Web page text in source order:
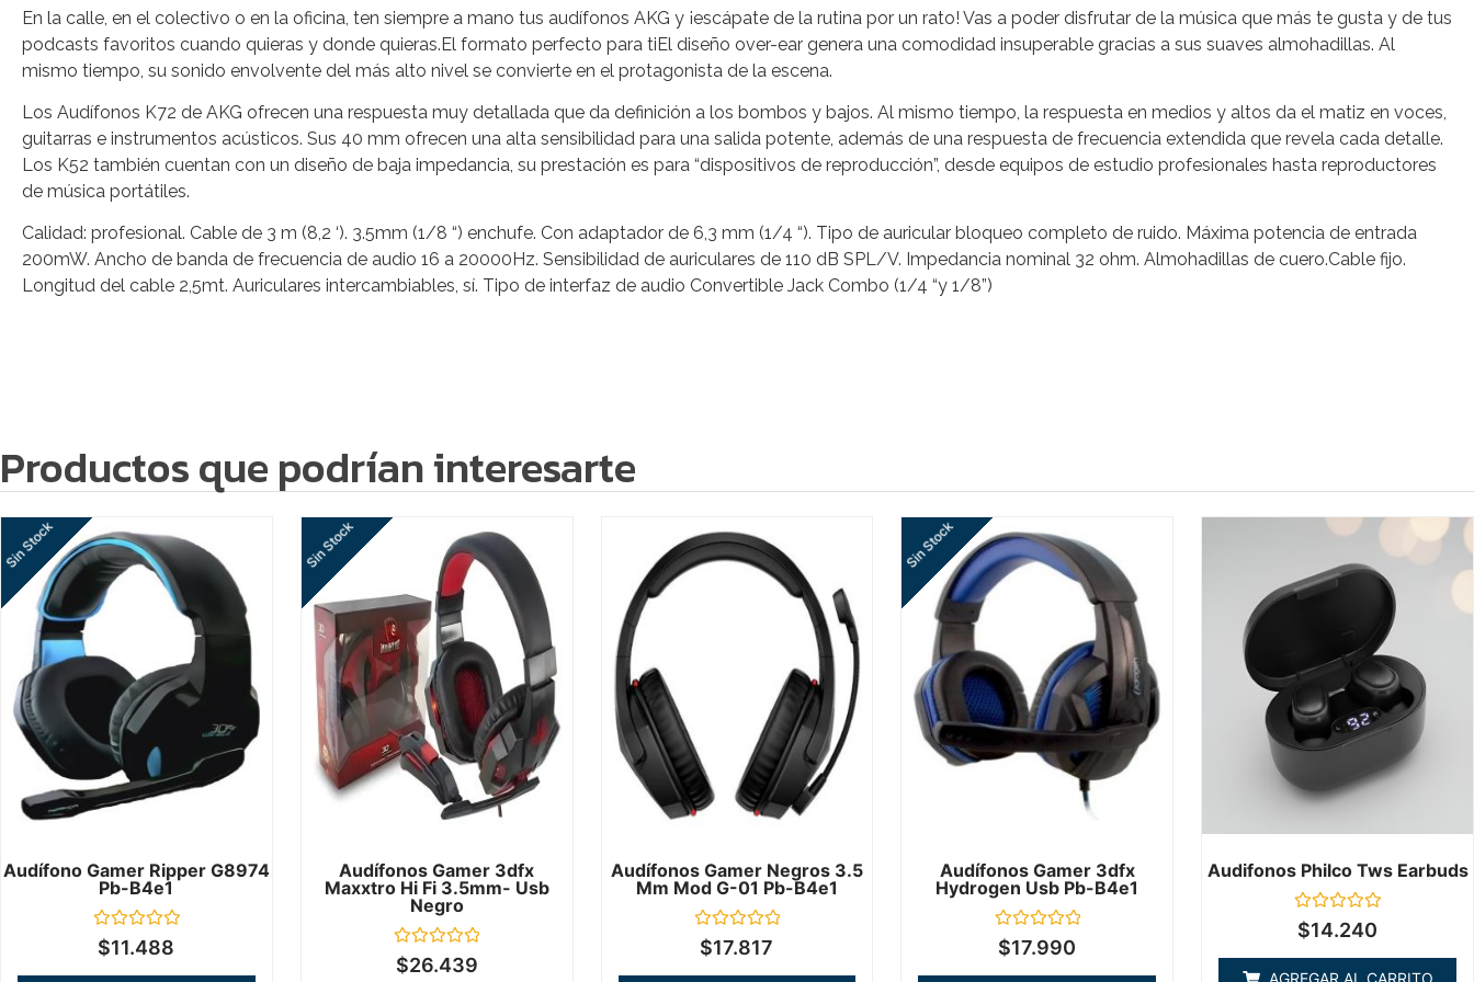
En la calle, en el colectivo o en la oficina, ten siempre a mano tus audífonos AKG y ¡escápate de la rutina por un rato! Vas a poder disfrutar de la música que más te gusta y de tus
podcasts favoritos cuando quieras y donde quieras.El formato perfecto para tiEl diseño over-ear genera una comodidad insuperable gracias a sus suaves almohadillas. Al
mismo tiempo, su sonido envolvente del más alto nivel se convierte en el protagonista de la escena.
Los Audífonos K72 de AKG ofrecen una respuesta muy detallada que da definición a los bombos y bajos. Al mismo tiempo, la respuesta en medios y altos da el matiz en voces,
guitarras e instrumentos acústicos. Sus 40 mm ofrecen una alta sensibilidad para una salida potente, además de una respuesta de frecuencia extendida que revela cada detalle.
Los K52 también cuentan con un diseño de baja impedancia, su prestación es para “dispositivos de reproducción”, desde equipos de estudio profesionales hasta reproductores
de música portátiles.
Calidad: profesional. Cable de 3 m (8,2 ‘). 3.5mm (1/8 “) enchufe. Con adaptador de 6,3 mm (1/4 “). Tipo de auricular bloqueo completo de ruido. Máxima potencia de entrada
200mW. Ancho de banda de frecuencia de audio 16 a 20000Hz. Sensibilidad de auriculares de 110 dB SPL/V. Impedancia nominal 32 ohm. Almohadillas de cuero.Cable fijo.
Longitud del cable 2,5mt. Auriculares intercambiables, sí. Tipo de interfaz de audio Convertible Jack Combo (1/4 “y 1/8”)
Productos que podrían interesarte
Audífono Gamer Ripper G8974
Pb-B4e1
Valorado
en
Sin Stock
$11.488
Audífonos Gamer 3dfx
Maxxtro Hi Fi 3.5mm- Usb
Negro
Valorado
en
Sin Stock
$26.439
Audífonos Gamer Negros 3.5
Mm Mod G-01 Pb-B4e1
Valorado
en
$17.817
Audífonos Gamer 3dfx
Hydrogen Usb Pb-B4e1
Valorado
en
Sin Stock
$17.990
Audifonos Philco Tws Earbuds
Valorado
en
de
$14.240
AGREGAR AL CARRITO